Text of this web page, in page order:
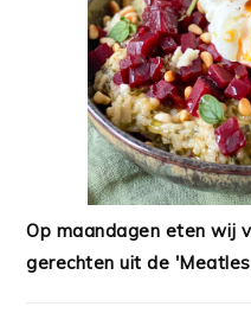
Op maandagen eten wij
gerechten uit de